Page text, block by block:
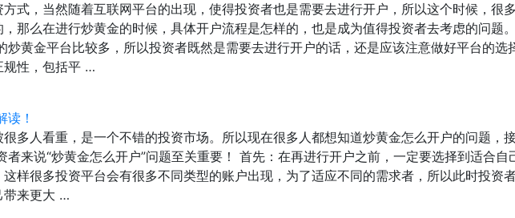
式，当然随着互联网平台的出现，使得投资者也是需要去进行开户，所以这个时候，很
那么在进行炒黄金的时候，具体开户流程是怎样的，也是成为值得投资者去考虑的问题
炒黄金平台比较多，所以投资者既然是需要去进行开户的话，还是应该注意做好平台的选
规性，包括平 …
！
多人看重，是一个不错的投资市场。所以现在很多人都想知道炒黄金怎么开户的问题，
来说“炒黄金怎么开户”问题至关重要！ 首先：在再进行开户之前，一定要选择到适合自
样很多投资平台会有很多不同类型的账户出现，为了适应不同的需求者，所以此时投资
带来更大 …